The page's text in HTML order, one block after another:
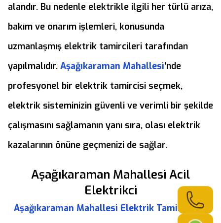
alandır. Bu nedenle elektrikle ilgili her türlü arıza,
bakım ve onarım işlemleri, konusunda
uzmanlaşmış elektrik tamircileri tarafından
yapılmalıdır. Aşağıkaraman Mahallesi'nde
profesyonel bir elektrik tamircisi seçmek,
elektrik sisteminizin güvenli ve verimli bir şekilde
çalışmasını sağlamanın yanı sıra, olası elektrik
kazalarının önüne geçmenizi de sağlar.
Aşağıkaraman Mahallesi Acil
Elektrikci
Aşağıkaraman Mahallesi Elektrik Tamircisi